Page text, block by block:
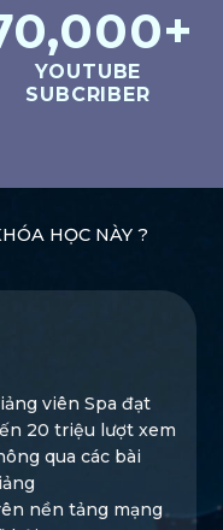
+
YOUTUBE
SUBCRIBER
HỌC NÀY ?
viên Spa đạt
20 triệu lượt xem
qua các bài
nền tảng mạng